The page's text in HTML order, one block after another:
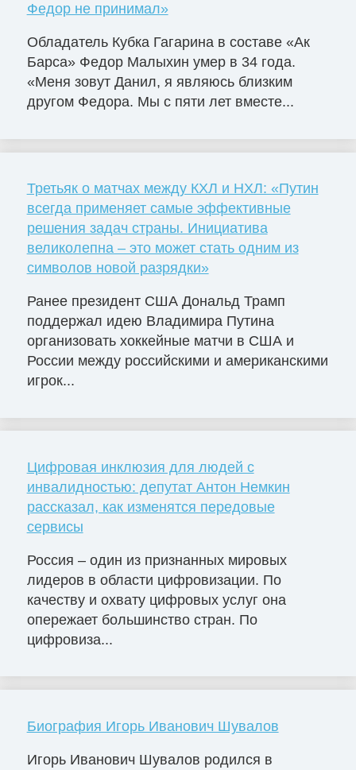
Федор не принимал»
Обладатель Кубка Гагарина в составе «Ак
Барса» Федор Малыхин умер в 34 года.
«Меня зовут Данил, я являюсь близким
другом Федора. Мы с пяти лет вместе...
Третьяк о матчах между КХЛ и НХЛ: «Путин
всегда применяет самые эффективные
решения задач страны. Инициатива
великолепна – это может стать одним из
символов новой разрядки»
Ранее президент США Дональд Трамп
поддержал идею Владимира Путина
организовать хоккейные матчи в США и
России между российскими и американскими
игрок...
Цифровая инклюзия для людей с
инвалидностью: депутат Антон Немкин
рассказал, как изменятся передовые
сервисы
Россия – один из признанных мировых
лидеров в области цифровизации. По
качеству и охвату цифровых услуг она
опережает большинство стран. По
цифровиза...
Биография Игорь Иванович Шувалов
Игорь Иванович Шувалов родился в